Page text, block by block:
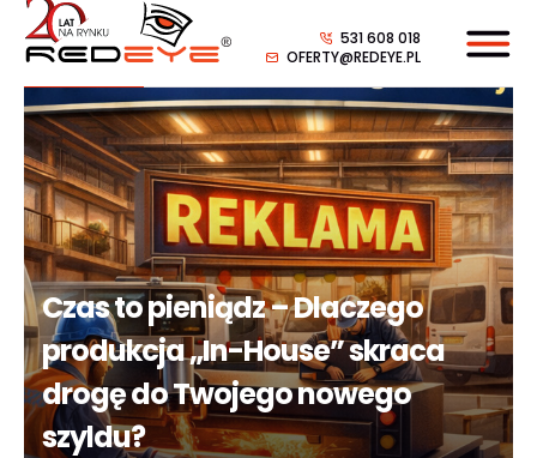
531 608 018
OFERTY@REDEYE.PL
Czas to pieniądz – Dlaczego
produkcja „In-House” skraca
drogę do Twojego nowego
szyldu?